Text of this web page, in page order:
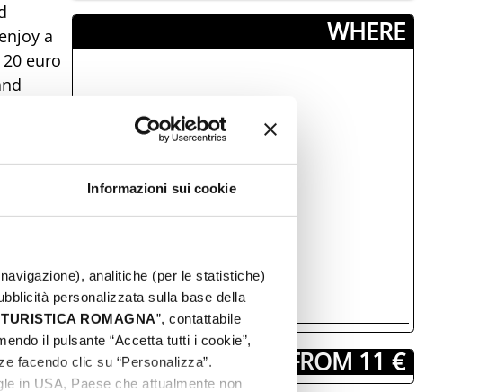
Informazioni sui cookie
analitiche (per le statistiche)
personalizzata sulla base della
ROMAGNA”, contattabile
il pulsante “Accetta tutti i cookie”,
facendo clic su “Personalizza”.
in USA, Paese che attualmente non
a
euro
­WHERE
STARTING FROM 11 €